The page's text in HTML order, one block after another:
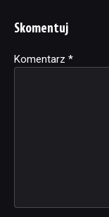
Skomentuj
Komentarz *
Alternative: